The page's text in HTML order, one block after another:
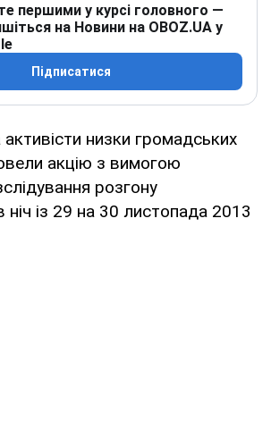
першими у курсі головного —
на Новини на OBOZ.UA у
Підписатися
низки громадських
акцію з вимогою
розгону
із 29 на 30 листопада 2013